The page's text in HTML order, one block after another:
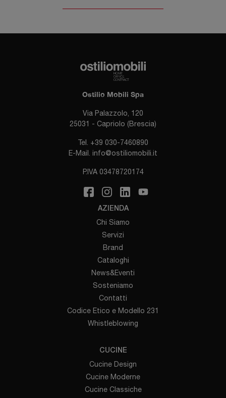
Ostilio Mobili Spa
Via Palazzolo, 120
25031 - Capriolo (Brescia)
Tel. +39 030-7460890
E-Mail. info@ostiliomobili.it
P.IVA 03478720174
AZIENDA
Chi Siamo
Servizi
Brand
Cataloghi
News&Eventi
Sosteniamo
Contatti
Codice Etico e Modello 231
Whistleblowing
CUCINE
Cucine Design
Cucine Moderne
Cucine Classiche